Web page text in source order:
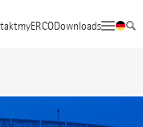
myERCODownloads